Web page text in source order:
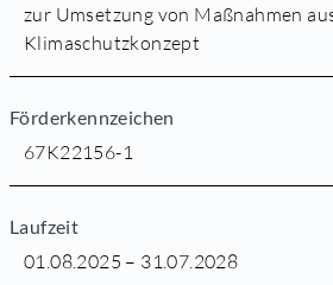
zur Umsetzung von Maßnahmen
Klimaschutzkonzept
Förderkennzeichen
67K22156-1
Laufzeit
01.08.2025 – 31.07.2028